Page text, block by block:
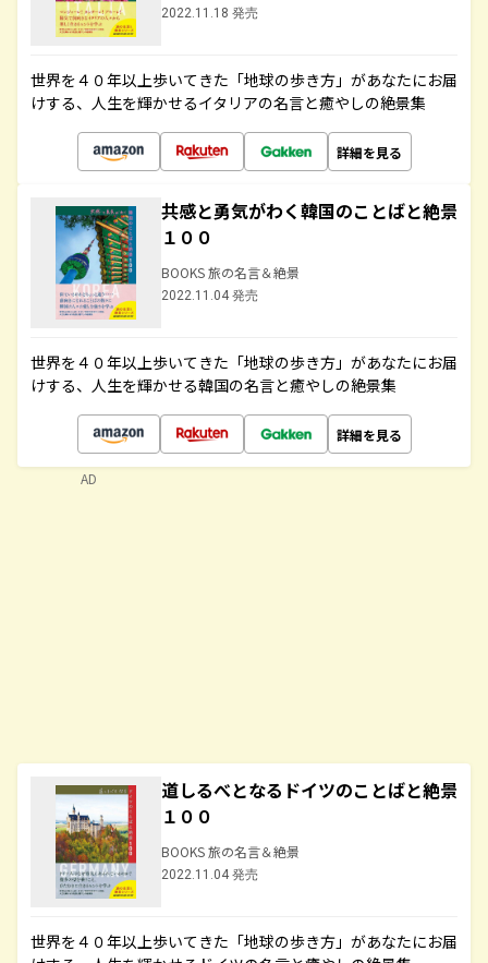
2022.11.18 発売
世界を４０年以上歩いてきた「地球の歩き方」があなたにお届
けする、人生を輝かせるイタリアの名言と癒やしの絶景集
詳細を見る
共感と勇気がわく韓国のことばと絶景
１００
BOOKS 旅の名言＆絶景
2022.11.04 発売
世界を４０年以上歩いてきた「地球の歩き方」があなたにお届
けする、人生を輝かせる韓国の名言と癒やしの絶景集
詳細を見る
道しるべとなるドイツのことばと絶景
１００
BOOKS 旅の名言＆絶景
2022.11.04 発売
世界を４０年以上歩いてきた「地球の歩き方」があなたにお届
AD